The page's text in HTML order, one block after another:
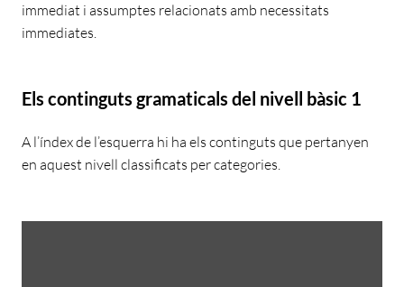
immediat i assumptes relacionats amb necessitats
immediates.
Els continguts gramaticals del nivell bàsic 1
A l’índex de l’esquerra hi ha els continguts que pertanyen
en aquest nivell classificats per categories.